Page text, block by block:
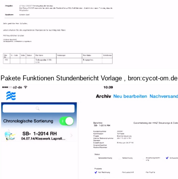
Pakete Funktionen Stundenbericht Vorlage , bron:cycot-om.de